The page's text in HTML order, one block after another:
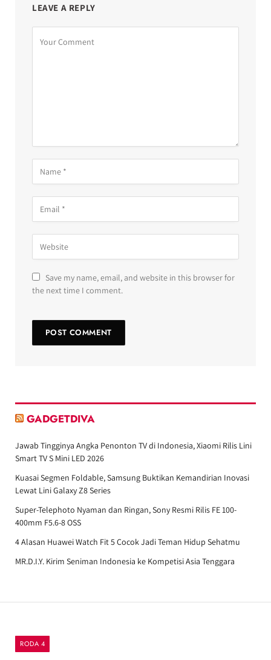
LEAVE A REPLY
Save my name, email, and website in this browser for
the next time I comment.
GADGETDIVA
Jawab Tingginya Angka Penonton TV di Indonesia, Xiaomi Rilis Lini
Smart TV S Mini LED 2026
Kuasai Segmen Foldable, Samsung Buktikan Kemandirian Inovasi
Lewat Lini Galaxy Z8 Series
Super-Telephoto Nyaman dan Ringan, Sony Resmi Rilis FE 100-
400mm F5.6-8 OSS
4 Alasan Huawei Watch Fit 5 Cocok Jadi Teman Hidup Sehatmu
MR.D.I.Y. Kirim Seniman Indonesia ke Kompetisi Asia Tenggara
RODA 4